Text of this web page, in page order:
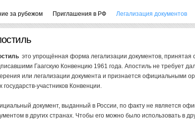
за рубежом Приглашения в РФ Легализация документов
это упрощённая форма легализации документов, принятая
Гаагскую Конвенцию 1961 года. Апостиль не требует
или легализации документа и признается официальными
государств-участников Конвенции.
документ, выданный в России, по факту не является
в других странах. Чтобы его можно было использовать в